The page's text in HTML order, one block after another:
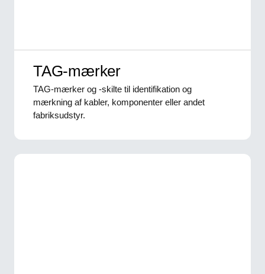
TAG-mærker
TAG-mærker og -skilte til identifikation og
mærkning af kabler, komponenter eller andet
fabriksudstyr.